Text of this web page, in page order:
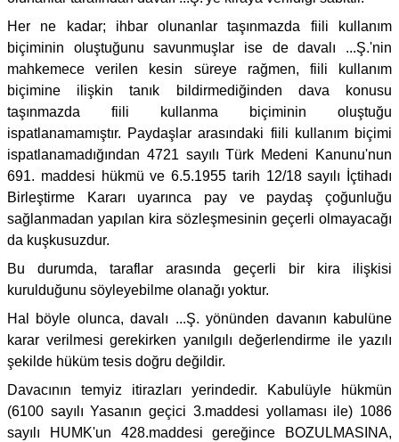
Her ne kadar; ihbar olunanlar taşınmazda fiili kullanım
biçiminin oluştuğunu savunmuşlar ise de davalı ...Ş.'nin
mahkemece verilen kesin süreye rağmen, fiili kullanım
biçimine ilişkin tanık bildirmediğinden dava konusu
taşınmazda fiili kullanma biçiminin oluştuğu
ispatlanamamıştır. Paydaşlar arasındaki fiili kullanım biçimi
ispatlanamadığından 4721 sayılı Türk Medeni Kanunu'nun
691. maddesi hükmü ve 6.5.1955 tarih 12/18 sayılı İçtihadı
Birleştirme Kararı uyarınca pay ve paydaş çoğunluğu
sağlanmadan yapılan kira sözleşmesinin geçerli olmayacağı
da kuşkusuzdur.
Bu durumda, taraflar arasında geçerli bir kira ilişkisi
kurulduğunu söyleyebilme olanağı yoktur.
Hal böyle olunca, davalı ...Ş. yönünden davanın kabulüne
karar verilmesi gerekirken yanılgılı değerlendirme ile yazılı
şekilde hüküm tesis doğru değildir.
Davacının temyiz itirazları yerindedir. Kabulüyle hükmün
(6100 sayılı Yasanın geçici 3.maddesi yollaması ile) 1086
sayılı HUMK'un 428.maddesi gereğince BOZULMASINA,